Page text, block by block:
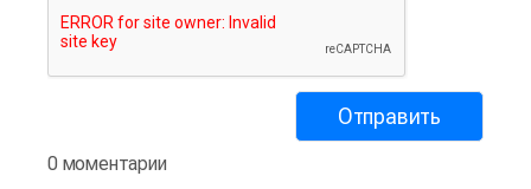
0 моментарии